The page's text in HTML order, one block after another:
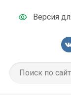
Версия